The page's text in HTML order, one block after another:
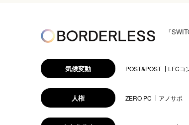
『
気候変動 POST&POST LFCコ
人権 ZERO PC アノサポ